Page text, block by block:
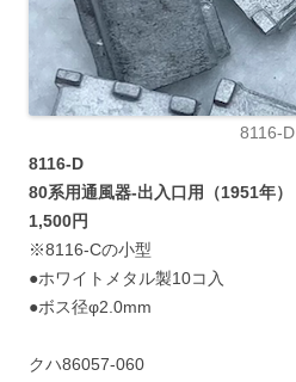
8116-D
8116-D
80系用通風器-出入口用（1951年）
1,500円
※8116-Cの小型
●ホワイトメタル製10コ入
●ボス径φ2.0mm
クハ86057-060